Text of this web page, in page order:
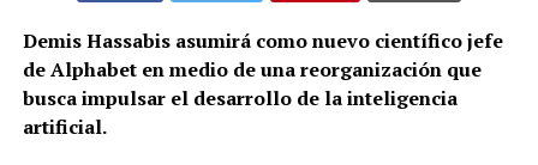
Demis Hassabis asumirá como nuevo científico jefe
de Alphabet en medio de una reorganización que
busca impulsar el desarrollo de la inteligencia
artificial.